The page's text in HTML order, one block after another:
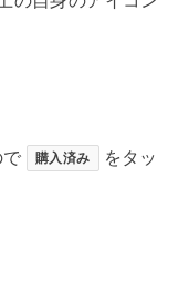
購入済み
をタッ